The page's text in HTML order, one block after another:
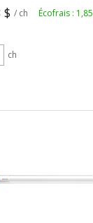
$ / ch Écofrais :
ch